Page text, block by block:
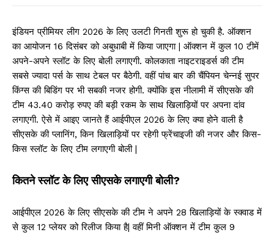
इंडियन प्रीमियर लीग 2026 के लिए उलटी गिनती शुरू हो चुकी है. ऑक्शन
का आयोजन 16 दिसंबर को अबुधाबी में किया जाएगा | ऑक्शन में कुल 10 टीमें
अपने-अपने स्लॉट के लिए बोली लगाएगी. कोलकाता नाइटराइडर्स की टीम
सबसे ज्यादा पर्स के साथ टेबल पर बैठेगी. वहीं पांच बार की चैंपियन चेन्नई सुपर
किंग्स की बिडिंग पर भी सबकी नजर होगी. क्योंकि इस नीलामी में सीएसके की
टीम 43.40 करोड़ रुपए की बड़ी रकम के साथ खिलाड़ियों पर अपना दांव
लगाएगी. ऐसे में आइए जानते हैं आईपीएल 2026 के लिए क्या होने वाली है
सीएसके की प्लानिंग, किन खिलाड़ियों पर रहेगी फ्रेंचाइजी की नजर और किस-
किस स्लॉट के लिए टीम लगाएगी बोली |
कितने स्लॉट के लिए सीएसके लगाएगी बोली?
आईपीएल 2026 के लिए सीएसके की टीम ने अपने 28 खिलाड़ियों के स्क्वाड में
से कुल 12 प्लेयर को रिलीज किया है| वहीं मिनी ऑक्शन में टीम कुल 9